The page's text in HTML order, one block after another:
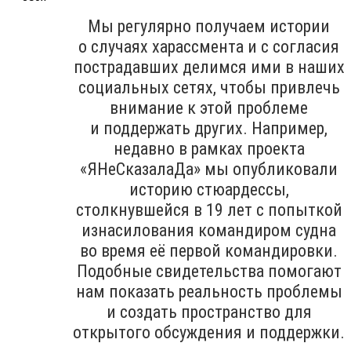
Мы регулярно получаем истории
о случаях харассмента и с согласия
пострадавших делимся ими в наших
социальных сетях, чтобы привлечь
внимание к этой проблеме
и поддержать других. Например,
недавно в рамках проекта
«ЯНеСказалаДа» мы опубликовали
историю стюардессы,
столкнувшейся в 19 лет с попыткой
изнасилования командиром судна
во время её первой командировки.
Подобные свидетельства помогают
нам показать реальность проблемы
и создать пространство для
открытого обсуждения и поддержки.